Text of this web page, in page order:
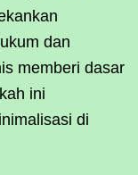
dan
memberi dasar
ini
di